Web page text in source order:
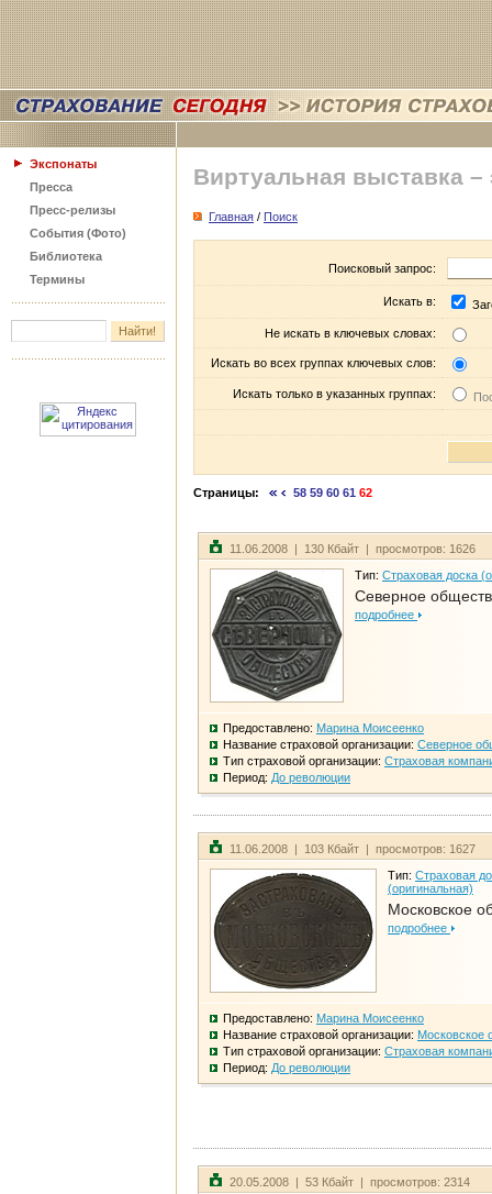
Экспонаты
Пресса
Пресс-релизы
События (Фото)
Библиотека
Термины
Виртуальная выставка –
Главная / Поиск
Поисковый запрос:
Искать в:
Не искать в ключевых словах:
Искать во всех группах ключевых слов:
Искать только в указанных группах:
Страницы: 58 59 60 61 62
11.06.2008 | 130 Кбайт | просмотров: 1626
Тип: Страховая доска
Северное
подробнее
Предоставлено: Марина Моисеенко
Название страховой организации: Северное
Тип страховой организации: Страховая
Период: До революции
11.06.2008 | 103 Кбайт | просмотров: 1627
Тип: Страховая
(оригинальная)
Московское
подробнее
Предоставлено: Марина Моисеенко
Название страховой организации: Московское
Тип страховой организации: Страховая
Период: До революции
20.05.2008 | 53 Кбайт | просмотров: 2314